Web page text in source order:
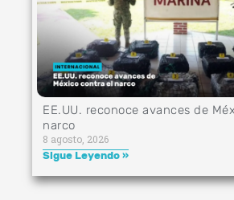
EE.UU. reconoce avances de
narco
8 agosto, 2026
Sigue Leyendo »